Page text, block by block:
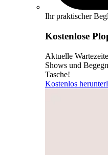
Ihr praktischer
Kostenlose
Aktuelle
Shows und
Tasche!
Kostenlos